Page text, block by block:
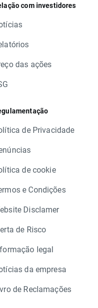
com investidores
das ações
de Privacidade
de cookie
e Condições
Disclamer
de Risco
legal
da empresa
de Reclamações